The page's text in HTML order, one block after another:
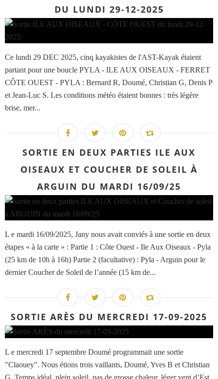
DU LUNDI 29-12-2025
Ce lundi 29 DEC 2025, cinq kayakistes de l'AST-Kayak étaient
partant pour une boucle PYLA - ILE AUX OISEAUX - FERRET
CÔTE OUEST - PYLA : Bernard R, Doumé, Christian G, Denis P
et Jean-Luc S. Les conditions météo étaient bonnes : très légère
brise, mer...
SORTIE EN DEUX PARTIES ILE AUX
OISEAUX ET COUCHER DE SOLEIL À
ARGUIN DU MARDI 16/09/25
L e mardi 16/09/2025, Jany nous avait conviés à une sortie en deux
étapes « à la carte » : Partie 1 : Côte Ouest - Ile Aux Oiseaux - Pyla
(25 km de 10h à 16h) Partie 2 (facultative) : Pyla - Arguin pour le
dernier Coucher de Soleil de l’année (15 km de...
SORTIE ARÈS DU MERCREDI 17-09-2025
L e mercredi 17 septembre Doumé programmait une sortie
"Claouey". Nous étions trois vaillants, Doumé, Yves B et Christian
G. Temps idéal, plein soleil, pas de grosse chaleur, léger vent d’Est ,